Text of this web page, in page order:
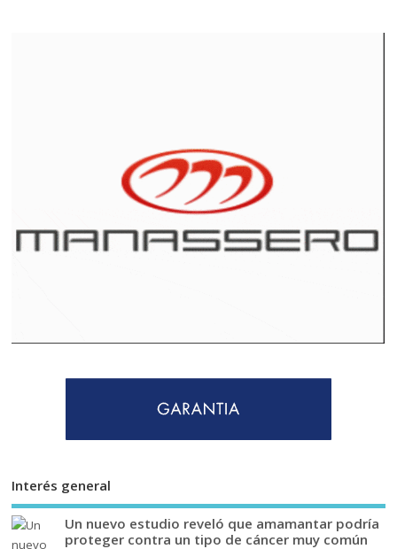
Interés general
Un nuevo estudio reveló que amamantar podría
proteger contra un tipo de cáncer muy común